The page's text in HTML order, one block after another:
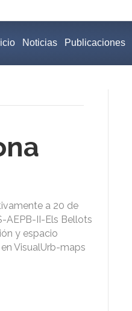
Noticias Publicaciones
a 20 de
AEPB-II-Els Bellots
y espacio
VisualUrb-maps